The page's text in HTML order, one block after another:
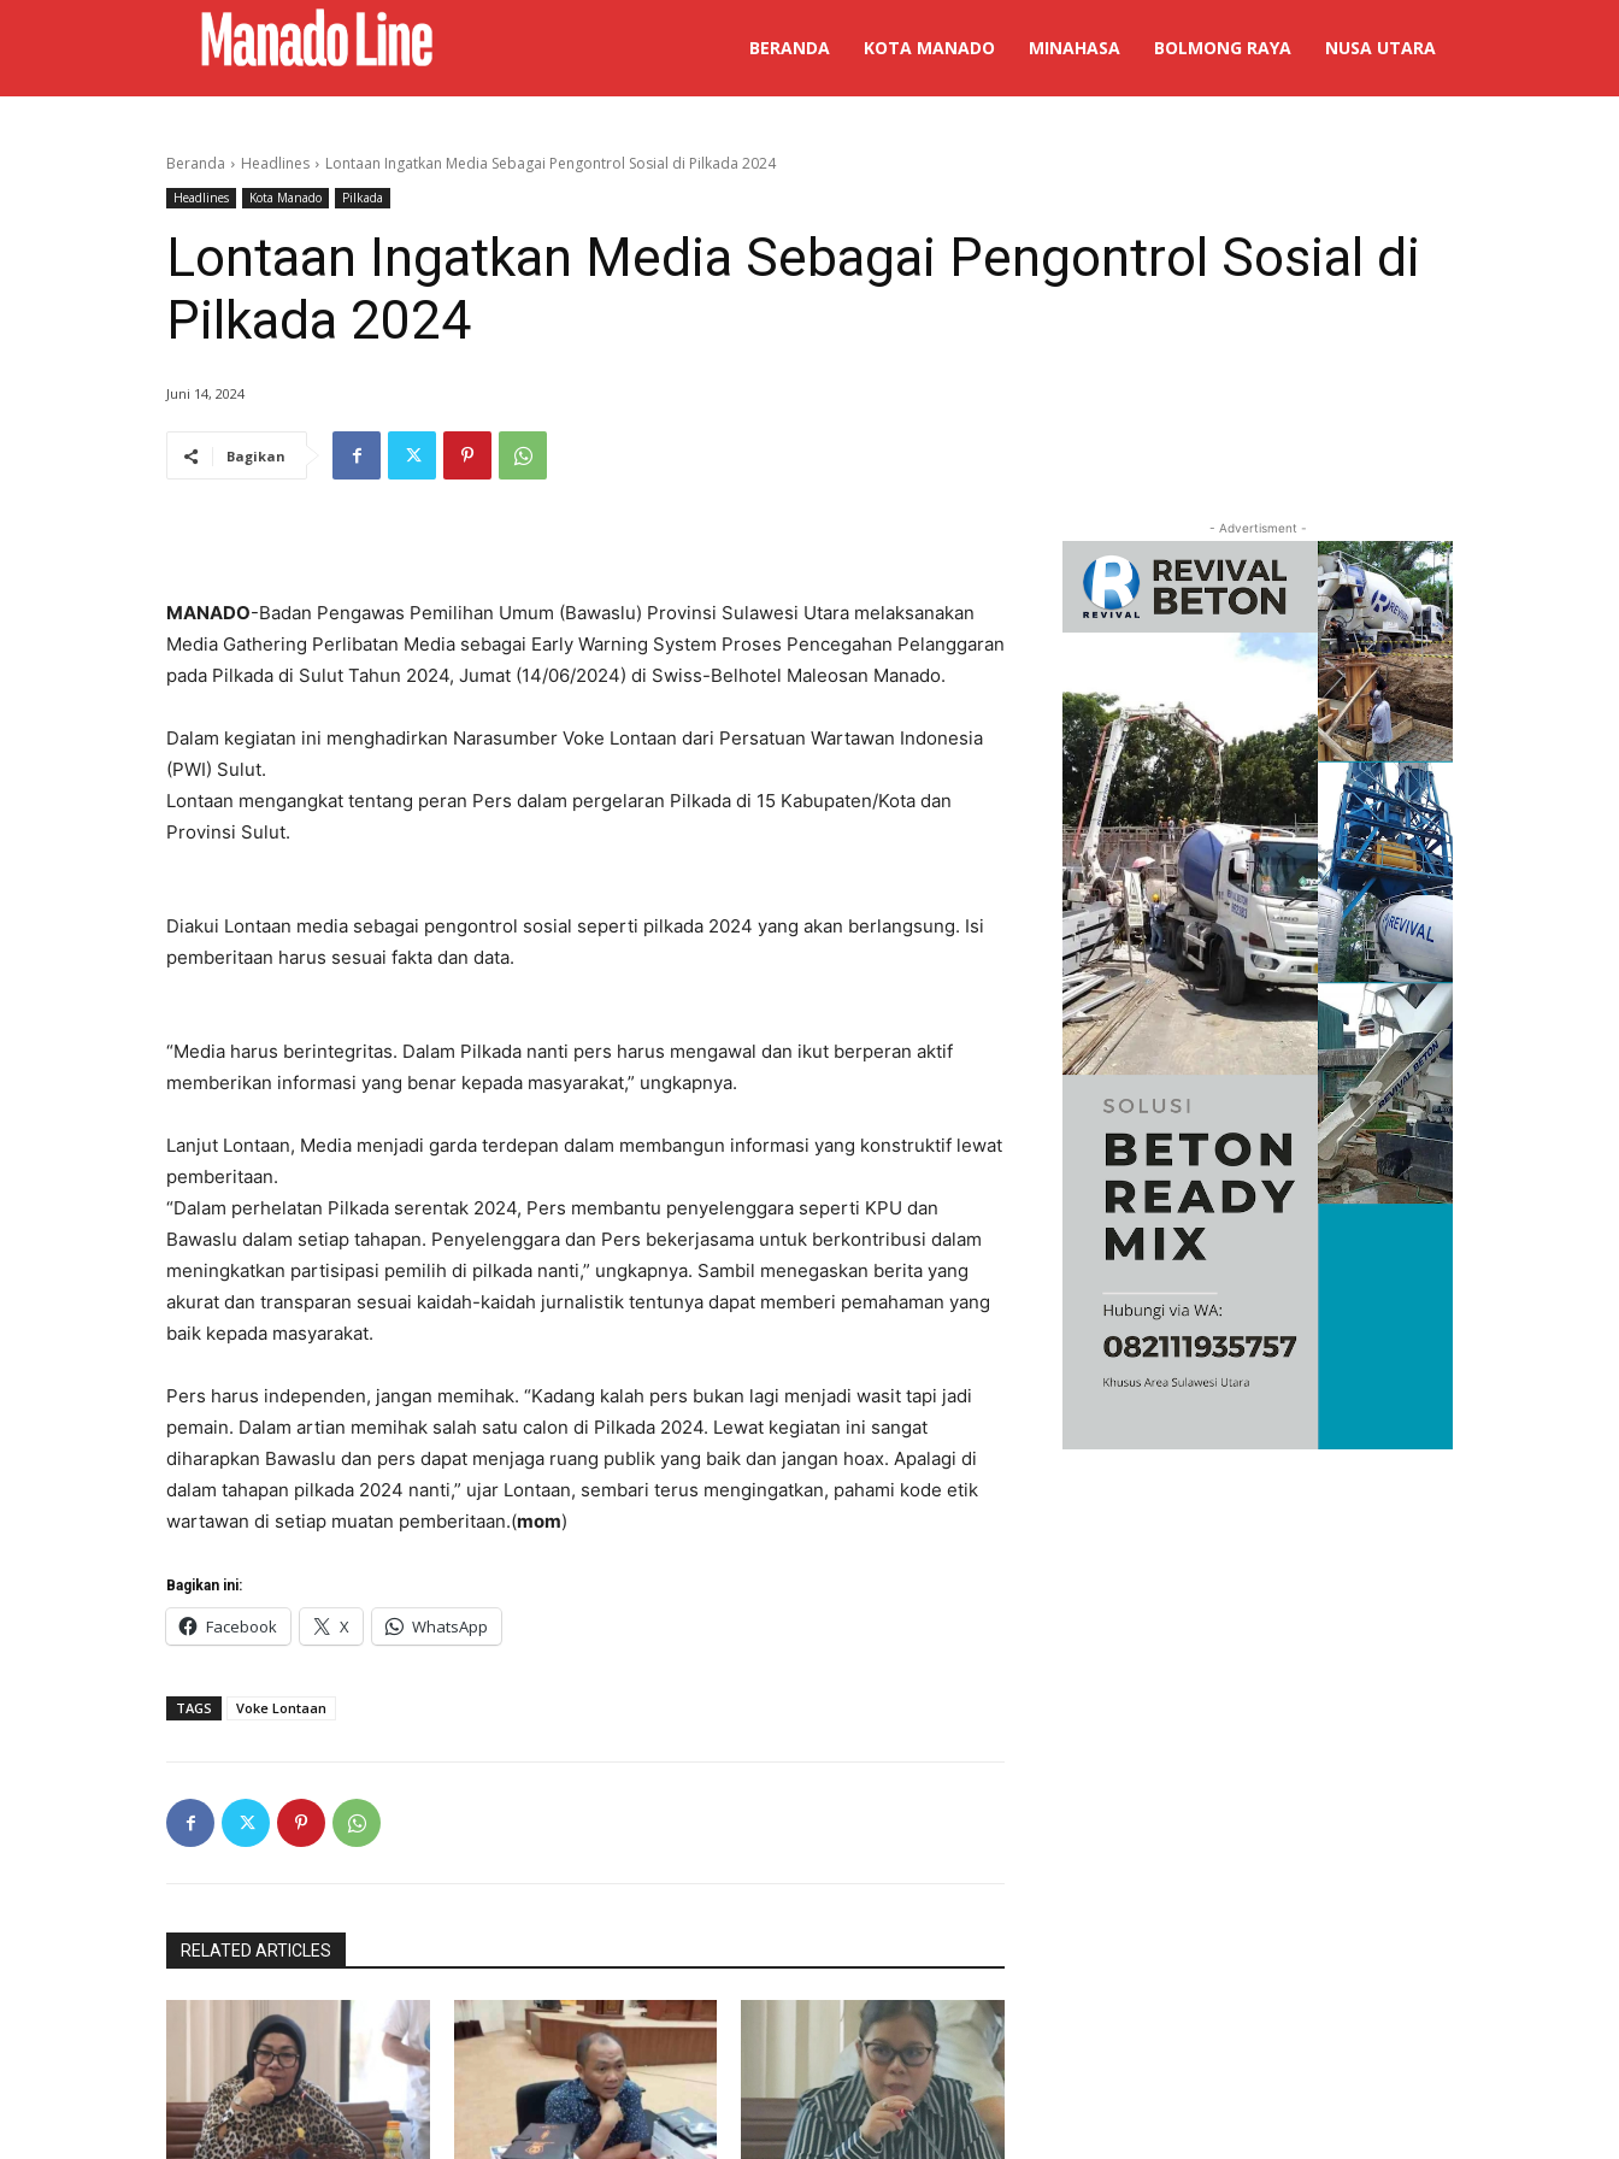
BERANDA KOTA MANADO MINAHASA BOLMONG RAYA NUSA UTARA
Beranda Headlines Lontaan Ingatkan Media Sebagai Pengontrol Sosial di Pilkada 2024
Headlines Kota Manado Pilkada
Lontaan Ingatkan Media Sebagai Pengontrol Sosial di
Pilkada 2024
Juni 14, 2024
Bagikan
MANADO-Badan Pengawas Pemilihan Umum (Bawaslu) Provinsi Sulawesi Utara melaksanakan
Media Gathering Perlibatan Media sebagai Early Warning System Proses Pencegahan Pelanggaran
pada Pilkada di Sulut Tahun 2024, Jumat (14/06/2024) di Swiss-Belhotel Maleosan Manado.
Dalam kegiatan ini menghadirkan Narasumber Voke Lontaan dari Persatuan Wartawan Indonesia
(PWI) Sulut.
Lontaan mengangkat tentang peran Pers dalam pergelaran Pilkada di 15 Kabupaten/Kota dan
Provinsi Sulut.
Diakui Lontaan media sebagai pengontrol sosial seperti pilkada 2024 yang akan berlangsung. Isi
pemberitaan harus sesuai fakta dan data.
“Media harus berintegritas. Dalam Pilkada nanti pers harus mengawal dan ikut berperan aktif
memberikan informasi yang benar kepada masyarakat,” ungkapnya.
Lanjut Lontaan, Media menjadi garda terdepan dalam membangun informasi yang konstruktif lewat
pemberitaan.
“Dalam perhelatan Pilkada serentak 2024, Pers membantu penyelenggara seperti KPU dan
Bawaslu dalam setiap tahapan. Penyelenggara dan Pers bekerjasama untuk berkontribusi dalam
meningkatkan partisipasi pemilih di pilkada nanti,” ungkapnya. Sambil menegaskan berita yang
akurat dan transparan sesuai kaidah-kaidah jurnalistik tentunya dapat memberi pemahaman yang
baik kepada masyarakat.
Pers harus independen, jangan memihak. “Kadang kalah pers bukan lagi menjadi wasit tapi jadi
pemain. Dalam artian memihak salah satu calon di Pilkada 2024. Lewat kegiatan ini sangat
diharapkan Bawaslu dan pers dapat menjaga ruang publik yang baik dan jangan hoax. Apalagi di
dalam tahapan pilkada 2024 nanti,” ujar Lontaan, sembari terus mengingatkan, pahami kode etik
wartawan di setiap muatan pemberitaan.(mom)
Bagikan ini:
Facebook X WhatsApp
TAGS Voke Lontaan
RELATED ARTICLES
- Advertisment -